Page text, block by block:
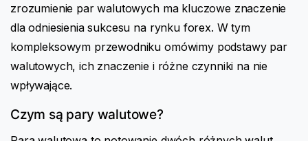
zrozumienie par walutowych ma kluczowe znaczenie
dla odniesienia sukcesu na rynku forex. W tym
kompleksowym przewodniku omówimy podstawy par
walutowych, ich znaczenie i różne czynniki na nie
wpływające.
Czym są pary walutowe?